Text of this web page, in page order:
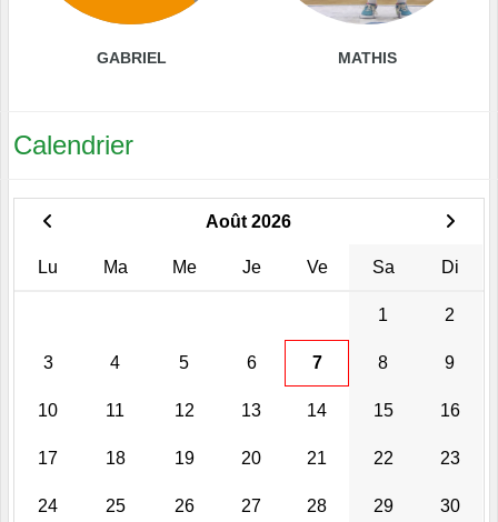
GABRIEL MATHIS
Calendrier
Août 2026
Lu Ma Me Je Ve Sa Di
1 2
3 4 5 6 7 8 9
10 11 12 13 14 15 16
17 18 19 20 21 22 23
24 25 26 27 28 29 30